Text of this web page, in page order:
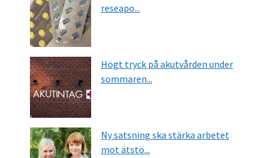
reseapo...
Högt tryck på akutvården under
sommaren...
Ny satsning ska stärka arbetet
mot ätstö...